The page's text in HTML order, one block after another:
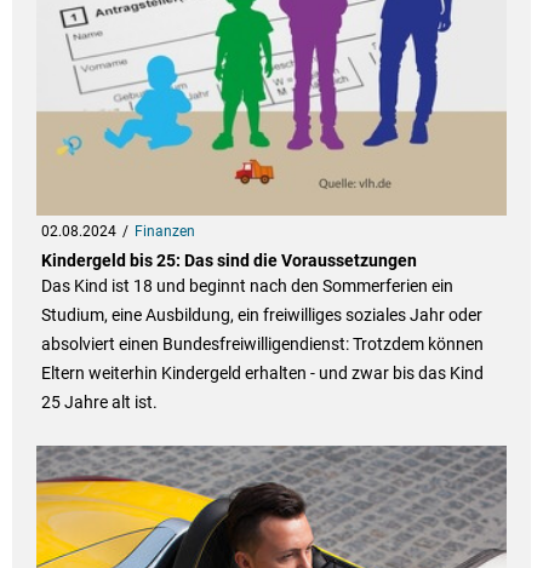
02.08.2024 Finanzen
Kindergeld bis 25: Das sind die Voraussetzungen
Das Kind ist 18 und beginnt nach den Sommerferien ein
Studium, eine Ausbildung, ein freiwilliges soziales Jahr oder
absolviert einen Bundesfreiwilligendienst: Trotzdem können
Eltern weiterhin Kindergeld erhalten - und zwar bis das Kind
25 Jahre alt ist.